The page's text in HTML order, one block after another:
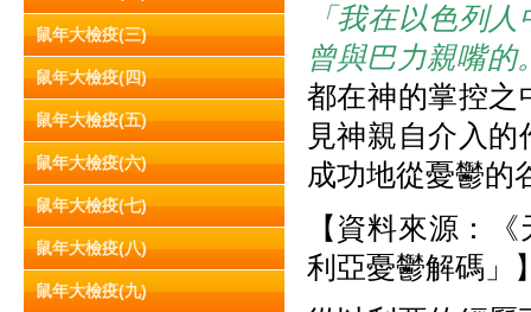
鼠年大檢疫(三)
鼠年大檢疫(四)
鼠年大檢疫(五)
鼠年大檢疫(六)
鼠年大檢疫(七)
鼠年大檢疫(八)
鼠年大檢疫(九)
「我在以色列
曾與巴力親嘴的
都在神的掌控之
見神親自介入
成功地從憂鬱的
【資料來源：
利亞憂鬱解碼」